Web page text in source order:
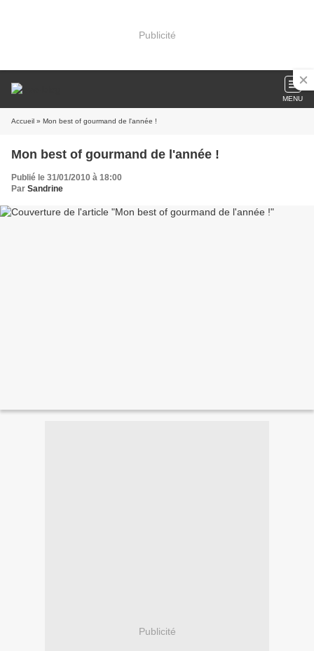
Publicité
MENU
Accueil » Mon best of gourmand de l'année !
Mon best of gourmand de l'année !
Publié le 31/01/2010 à 18:00
Par Sandrine
Publicité